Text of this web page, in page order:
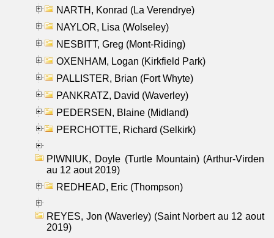
NARTH, Konrad (La Verendrye)
NAYLOR, Lisa (Wolseley)
NESBITT, Greg (Mont-Riding)
OXENHAM, Logan (Kirkfield Park)
PALLISTER, Brian (Fort Whyte)
PANKRATZ, David (Waverley)
PEDERSEN, Blaine (Midland)
PERCHOTTE, Richard (Selkirk)
PIWNIUK, Doyle (Turtle Mountain) (Arthur-Virden
au 12 aout 2019)
REDHEAD, Eric (Thompson)
REYES, Jon (Waverley) (Saint Norbert au 12 aout
2019)